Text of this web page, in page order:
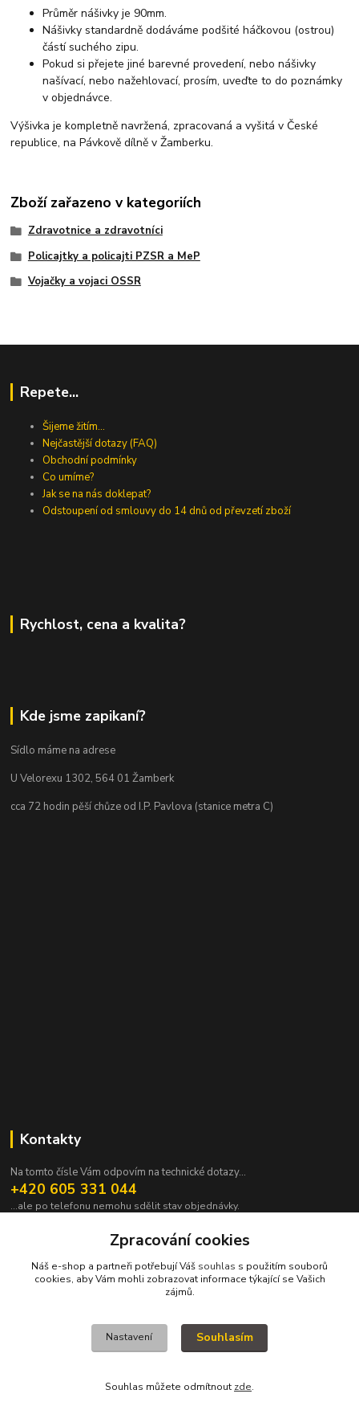
Průměr nášivky je 90mm.
Nášivky standardně dodáváme podšité háčkovou (ostrou)
částí suchého zipu.
Pokud si přejete jiné barevné provedení, nebo nášivky
našívací, nebo nažehlovací, prosím, uveďte to do poznámky
v objednávce.
Výšivka je kompletně navržená, zpracovaná a vyšitá v České
republice, na Pávkově dílně v Žamberku.
Zboží zařazeno v kategoriích
Zdravotnice a zdravotníci
Policajtky a policajti PZSR a MeP
Vojačky a vojaci OSSR
Repete...
Šijeme žitím...
Nejčastější dotazy (FAQ)
Obchodní podmínky
Co umíme?
Jak se na nás doklepat?
Odstoupení od smlouvy do 14 dnů od převzetí zboží
Rychlost, cena a kvalita?
Kde jsme zapikaní?
Sídlo máme na adrese
U Velorexu 1302, 564 01 Žamberk
cca 72 hodin pěší chůze od I.P. Pavlova (stanice metra C)
Kontakty
Na tomto čísle Vám odpovím na technické dotazy...
+420 605 331 044
...ale po telefonu nemohu sdělit stav objednávky.
pavek@janpavek.com
VŠECHNY VÝROBKY V TOMTO ESHOPU JSOU VYRÁBĚNY NA ZAKÁZKU a
KOPYRAJT ORAJT! (c)2015-2022
Zpracování cookies
Náš e-shop a partneři potřebují Váš souhlas s použitím souborů
cookies, aby Vám mohli zobrazovat informace týkající se Vašich
zájmů.
Nastavení Souhlasím
Souhlas můžete odmítnout zde.